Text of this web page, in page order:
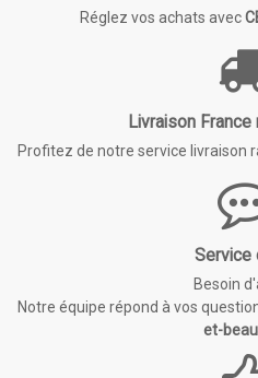
Réglez vos achats avec
Livraison
Profitez de notre service livraison
Service
Besoin
Notre équipe répond à vos
et-